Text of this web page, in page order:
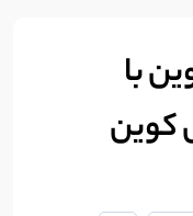
با
کوین